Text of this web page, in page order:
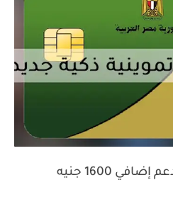
وزارة التموين تعلن عن دعم إضافي 1600 جنيه